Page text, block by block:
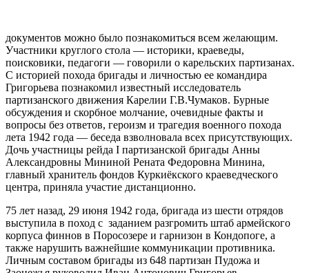
документов можно было познакомиться всем желающим.
Участники круглого стола — историки, краеведы,
поисковики, педагоги — говорили о карельских партизанах.
С историей похода бригады и личностью ее командира
Григорьева познакомил известный исследователь
партизанского движения Карелии Г.В.Чумаков. Бурные
обсуждения и скорбное молчание, очевидные факты и
вопросы без ответов, героизм и трагедия военного похода
лета 1942 года — беседа взволновала всех присутствующих.
Дочь участницы рейда I партизанской бригады Анны
Александровны Мининой Рената Федоровна Минина,
главный хранитель фондов Куркиёкского краеведческого
центра, приняла участие дистанционно.
75 лет назад, 29 июня 1942 года, бригада из шести отрядов
выступила в поход с заданием разгромить штаб армейского
корпуса финнов в Поросозере и гарнизон в Кондопоге, а
также нарушить важнейшие коммуникации противника.
Личным составом бригады из 648 партизан Пудожа и